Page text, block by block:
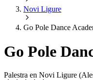
Novi Ligure
Go Pole Dance
Go Pole
Palestra en Novi Ligure